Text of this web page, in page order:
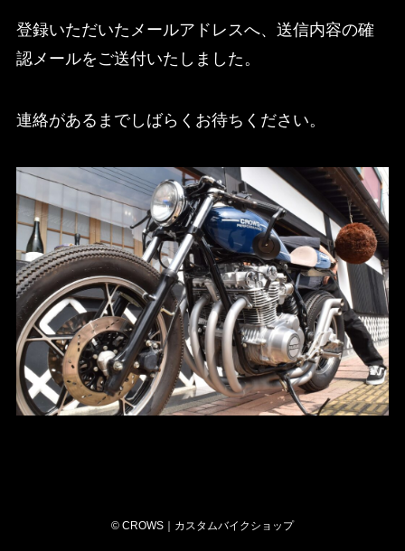
登録いただいたメールアドレスへ、送信内容の確
認メールをご送付いたしました。
連絡があるまでしばらくお待ちください。
© CROWS｜カスタムバイクショップ